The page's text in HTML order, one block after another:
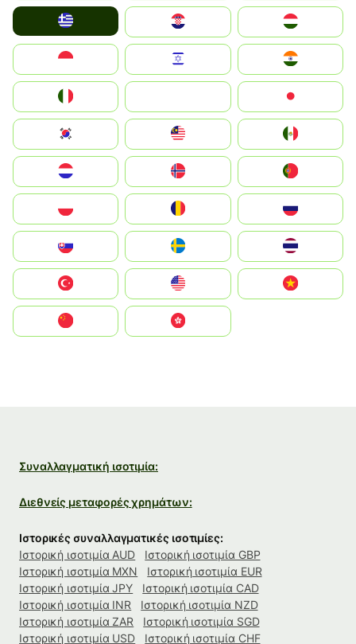
Magyarország
South Korea
United States
中國香港特別行政區
Συναλλαγματική ισοτιμία:
Διεθνείς μεταφορές χρημάτων:
Ιστορικές συναλλαγματικές ισοτιμίες:
Ιστορική ισοτιμία AUD
Ιστορική ισοτιμία GBP
Ιστορική ισοτιμία MXN
Ιστορική ισοτιμία EUR
Ιστορική ισοτιμία JPY
Ιστορική ισοτιμία CAD
Ιστορική ισοτιμία INR
Ιστορική ισοτιμία NZD
Ιστορική ισοτιμία ZAR
Ιστορική ισοτιμία SGD
Ιστορική ισοτιμία USD
Ιστορική ισοτιμία CHF